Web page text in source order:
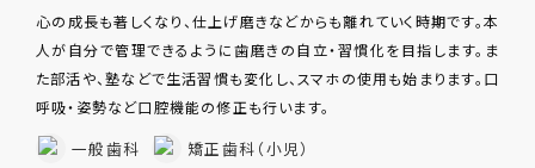
心の成長も著しくなり、仕上げ磨きなどからも離れていく時期です。本
人が自分で管理できるように歯磨きの自立・習慣化を目指します。ま
た部活や、塾などで生活習慣も変化し、スマホの使用も始まります。口
呼吸・姿勢など口腔機能の修正も行います。
一般歯科 矯正歯科（小児）